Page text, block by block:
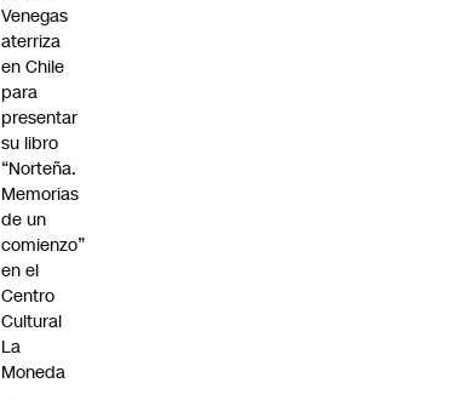
Venegas
aterriza
en Chile
para
presentar
su libro
“Norteña.
Memorias
de un
comienzo”
en el
Centro
Cultural
La
Moneda